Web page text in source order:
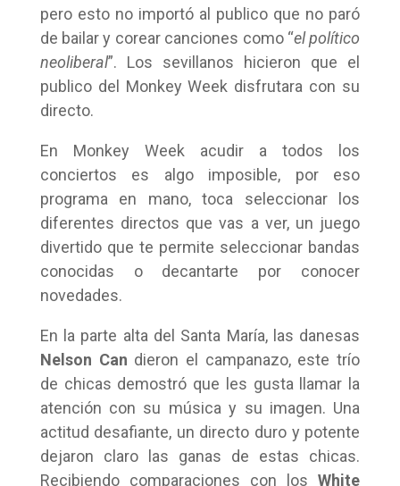
pero esto no importó al publico que no paró
de bailar y corear canciones como “el político
neoliberal”. Los sevillanos hicieron que el
publico del Monkey Week disfrutara con su
directo.
En Monkey Week acudir a todos los
conciertos es algo imposible, por eso
programa en mano, toca seleccionar los
diferentes directos que vas a ver, un juego
divertido que te permite seleccionar bandas
conocidas o decantarte por conocer
novedades.
En la parte alta del Santa María, las danesas
Nelson Can dieron el campanazo, este trío
de chicas demostró que les gusta llamar la
atención con su música y su imagen. Una
actitud desafiante, un directo duro y potente
dejaron claro las ganas de estas chicas.
Recibiendo comparaciones con losWhite